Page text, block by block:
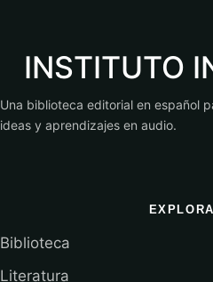
INSTITUTO
Una biblioteca editorial en español
ideas y aprendizajes en audio.
Biblioteca
Literatura